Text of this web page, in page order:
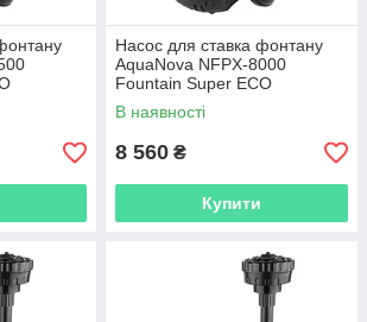
Насос для ставка фонтану
AquaNova NFPX-8000
Fountain Super ECO
В наявності
8 560 ₴
Купити